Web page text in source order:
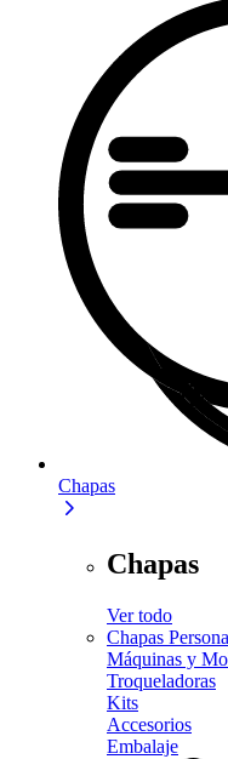
Chapas
Chapas
Ver todo
Chapas
Máquinas y
Troqueladoras
Kits
Accesorios
Embalaje